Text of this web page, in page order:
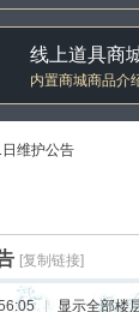
线上道具商
内置商城商品介
维护公告
[复制链接]
显示全部楼